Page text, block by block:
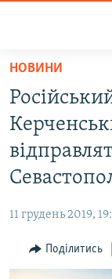
Перейти
основного
матеріалу
Перейти
до
основної
Перейти
пошуку
ВІДЕО ТА ФОТО
ПОЛІТИКА
ПОГЛЯД
ІНТЕРВ'Ю
НОВИНИ
11 грудень 2019,
Поділитись